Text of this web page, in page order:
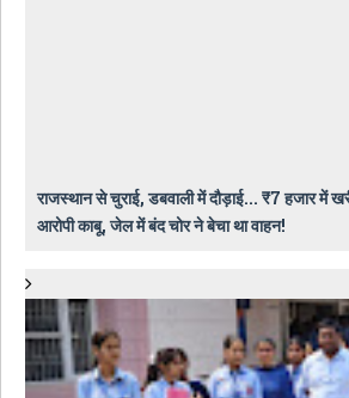
राजस्थान से चुराई, डबवाली में दौड़ाई... ₹7 हजार में
आरोपी काबू, जेल में बंद चोर ने बेचा था वाहन!